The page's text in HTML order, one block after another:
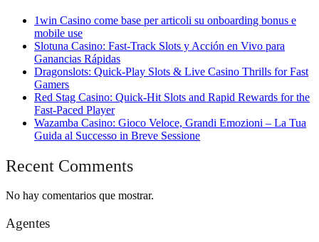
1win Casino come base per articoli su onboarding bonus e
mobile use
Slotuna Casino: Fast‑Track Slots y Acción en Vivo para
Ganancias Rápidas
Dragonslots: Quick-Play Slots & Live Casino Thrills for Fast
Gamers
Red Stag Casino: Quick‑Hit Slots and Rapid Rewards for the
Fast‑Paced Player
Wazamba Casino: Gioco Veloce, Grandi Emozioni – La Tua
Guida al Successo in Breve Sessione
Recent Comments
No hay comentarios que mostrar.
Agentes